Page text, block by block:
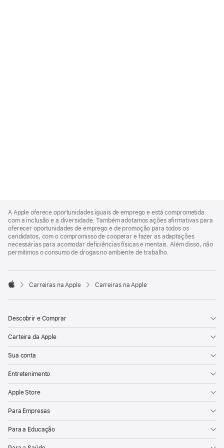
Footer
A Apple oferece oportunidades iguais de emprego e está comprometida
com a inclusão e a diversidade. Também adotamos ações afirmativas para
oferecer oportunidades de emprego e de promoção para todos os
candidatos, com o compromisso de cooperar e fazer as adaptações
necessárias para acomodar deficiências físicas e mentais. Além disso, não
permitimos o consumo de drogas no ambiente de trabalho.

Carreiras na Apple Carreiras na Apple
Descobrir e Comprar
Carteira da Apple
Sua conta
Entretenimento
Apple Store
Para Empresas
Para a Educação